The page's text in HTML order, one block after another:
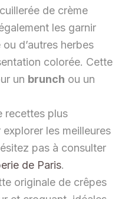
de crème
les garnir
d’autres herbes
colorée. Cette
un brunch ou un
recettes plus
les meilleures
pas à consulter
de Paris.